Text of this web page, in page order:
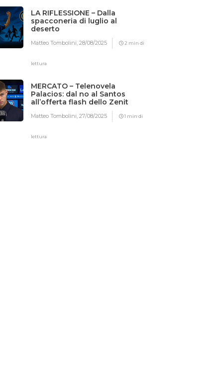
LA RIFLESSIONE – Dalla
spacconeria di luglio al
deserto
Matteo Tombolini,28/08/2025 2 min di
lettura
MERCATO – Telenovela
Palacios: dal no al Santos
all’offerta flash dello Zenit
Matteo Tombolini,27/08/2025 1 min di
lettura